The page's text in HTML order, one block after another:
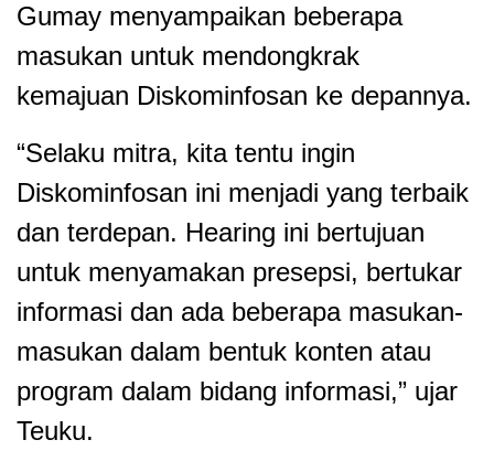
Gumay menyampaikan beberapa
masukan untuk mendongkrak
kemajuan Diskominfosan ke depannya.
“Selaku mitra, kita tentu ingin
Diskominfosan ini menjadi yang terbaik
dan terdepan. Hearing ini bertujuan
untuk menyamakan presepsi, bertukar
informasi dan ada beberapa masukan-
masukan dalam bentuk konten atau
program dalam bidang informasi,” ujar
Teuku.